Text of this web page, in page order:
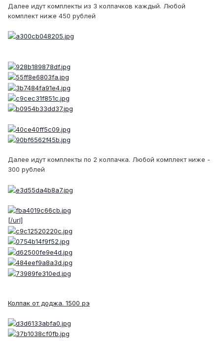
Далее идут комплекты из 3 колпачков каждый. Любой
комплект ниже 450 рублей
Далее идут комплекты по 2 колпачка. Любой комплект ниже -
300 рублей
[/url]
Колпак от доджа. 1500 рэ